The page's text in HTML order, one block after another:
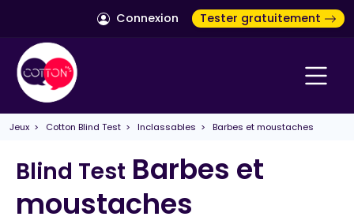
Connexion Tester gratuitement
Jeux > Cotton Blind Test > Inclassables > Barbes et moustaches
Blind Test Barbes et
moustaches